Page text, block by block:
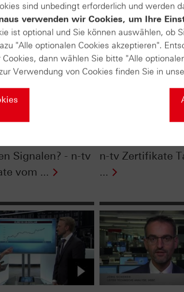
Jones
Signalen? - n-tv
vom ...
Hype vs. Trend
n-tv Zertifikate
...
sind unbedingt erforderlich und werden
verwenden wir Cookies, um Ihre
ist optional und Sie können auswählen, ob
"Alle optionalen Cookies akzeptieren".
dann wählen Sie bitte "Alle
Verwendung von Cookies finden Sie in